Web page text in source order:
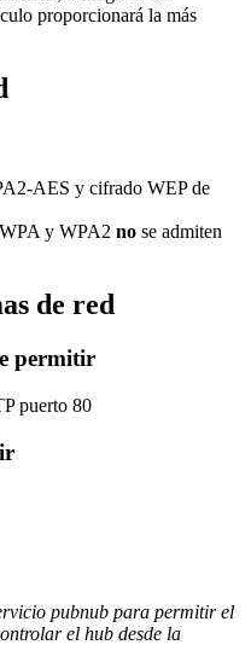
proporcionará la más
AES y cifrado WEP de
y WPA2 no se admiten
de red
permitir
puerto 80
pubnub para permitir el
el hub desde la